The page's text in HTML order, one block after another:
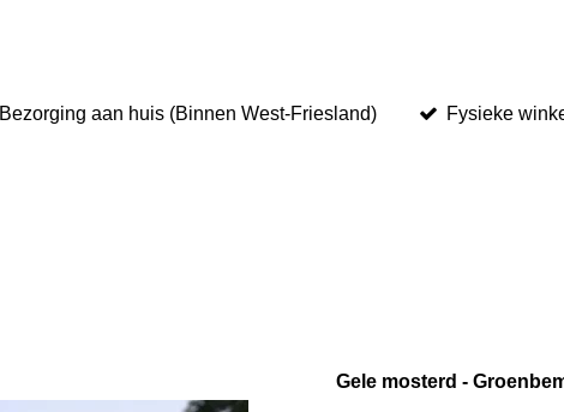
Bezorging aan huis (Binnen West-Friesland) Fysieke
Gele mosterd -